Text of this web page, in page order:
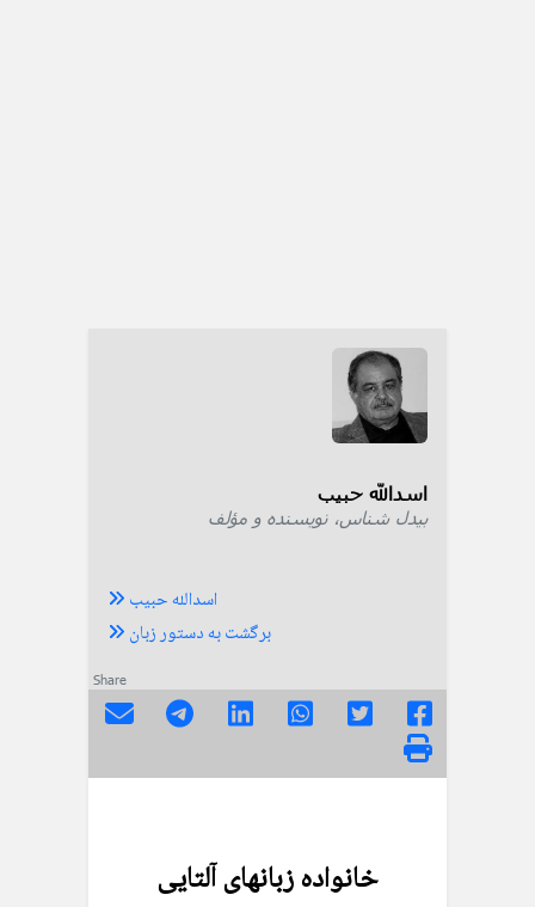
اسدالله حبیب
بیدل شناس، نویسنده و مؤلف
اسدالله حبیب
برگشت به دستور زبان
Share
خانواده زبانهای آلتایی